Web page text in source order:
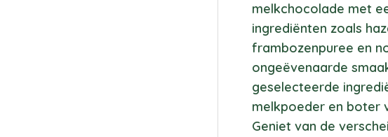
melkchocolade met
ingrediënten zoals
frambozenpuree en
ongeëvenaarde
geselecteerde
melkpoeder en boter
Geniet van de